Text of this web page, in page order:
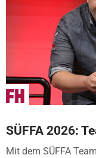
SÜFFA 2026:
Mit dem SÜFFA